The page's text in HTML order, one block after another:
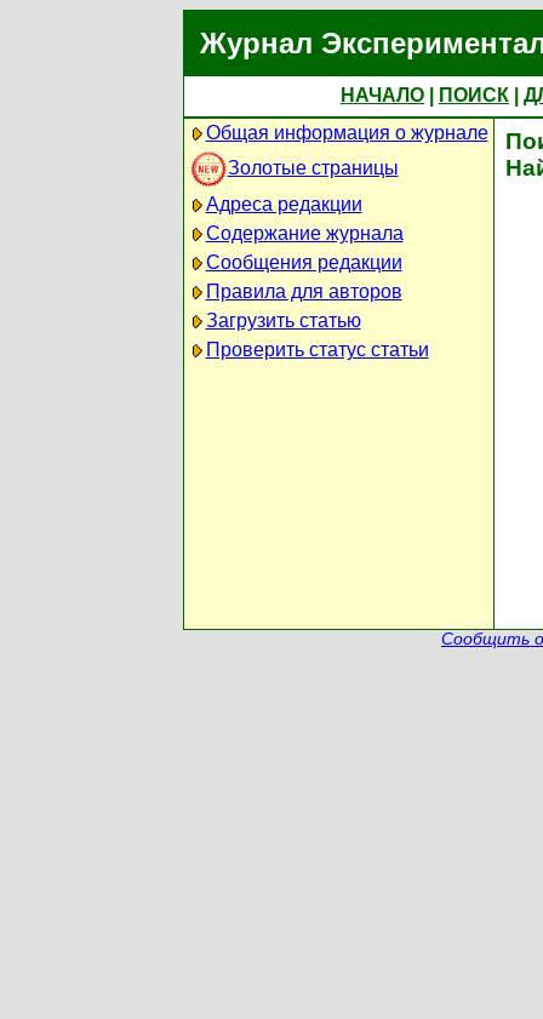
Журнал
НАЧАЛО ПОИСК
Общая информация о журнале
Золотые страницы
Адреса редакции
Содержание журнала
Сообщения редакции
Правила для авторов
Загрузить статью
Проверить статус статьи
Сообщить о